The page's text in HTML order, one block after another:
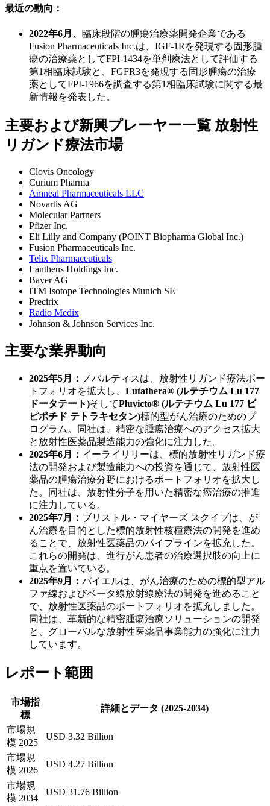
最近の動向：
2022年6月、 臨床段階の腫瘍治療薬開発企業である
Fusion Pharmaceuticals Inc.は、IGF-1Rを発現する固形腫
瘍の治療薬としてFPI-1434を単剤療法として評価する
第1相臨床試験と、FGFR3を発現する固形腫瘍の治療
薬としてFPI-1966を調査する第1相臨床試験に関する最
新情報を発表した。
主要および新興プレーヤー一覧 放射性
リガンド療法市場
Clovis Oncology
Curium Pharma
Amneal Pharmaceuticals LLC
Novartis AG
Molecular Partners
Pfizer Inc.
Eli Lilly and Company (POINT Biopharma Global Inc.)
Fusion Pharmaceuticals Inc.
Telix Pharmaceuticals
Lantheus Holdings Inc.
Bayer AG
ITM Isotope Technologies Munich SE
Precirix
Radio Medix
Johnson & Johnson Services Inc.
主要な業界動向
2025年5月： ノバルティスは、放射性リガンド療法ポー
トフォリオを拡大し、 Lutathera® (ルテチウム Lu 177
ドータテート)そしてPluvicto® (ルテチウム Lu 177 ビ
ピボチド テトラキセタン)標的型がん治療のためのプ
ログラム。同社は、精密な腫瘍治療へのアクセス拡大
と放射性医薬品製造能力の強化に注力した。
2025年6月： イーライリリーは、標的放射性リガンド療
法の開発および製造能力への投資を通じて、放射性医
薬品の腫瘍治療分野におけるポートフォリオを拡大し
た。同社は、放射性分子を用いた精密な癌治療の推進
に注力している。
2025年7月： ブリストル・マイヤーズ スクイブは、が
ん治療を目的とした標的放射性核種療法の開発を進め
ることで、放射性医薬品のパイプラインを拡充した。
これらの開発は、進行がん患者の治療選択肢の向上に
重点を置いている。
2025年9月： バイエルは、がん治療のための標的型アル
ファ線およびベータ線放射線療法の開発を進めること
で、放射性医薬品のポートフォリオを拡充しました。
同社は、革新的な精密腫瘍治療ソリューションの開発
と、グローバルな放射性医薬品事業能力の強化に注力
しています。
レポート範囲
市場指
標
詳細とデータ (2025-2034)
市場規
模 2025
USD 3.32 Billion
市場規
模 2026
USD 4.27 Billion
市場規
模 2034
USD 31.76 Billion